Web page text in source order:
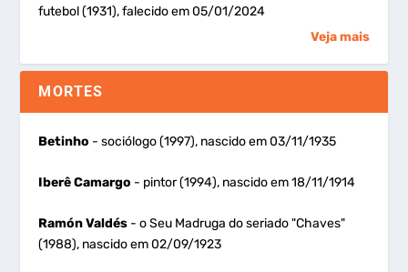
futebol (1931), falecido em 05/01/2024
Veja mais
MORTES
Betinho - sociólogo (1997), nascido em 03/11/1935
Iberê Camargo - pintor (1994), nascido em 18/11/1914
Ramón Valdés - o Seu Madruga do seriado "Chaves"
(1988), nascido em 02/09/1923